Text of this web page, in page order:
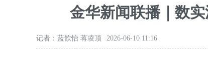
金华新闻联播｜数
记者：蓝歆怡 蒋凌顶 2026-06-10 11:16